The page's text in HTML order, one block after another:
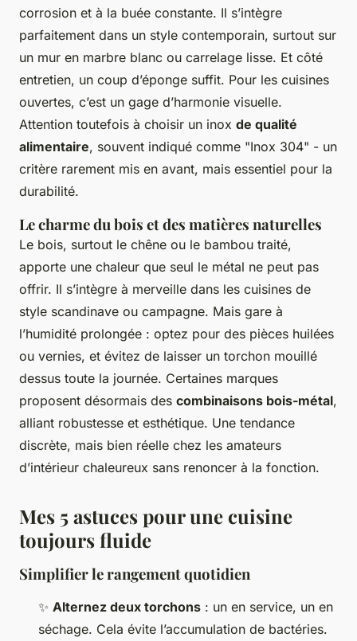
corrosion et à la buée constante. Il s’intègre
parfaitement dans un style contemporain, surtout sur
un mur en marbre blanc ou carrelage lisse. Et côté
entretien, un coup d’éponge suffit. Pour les cuisines
ouvertes, c’est un gage d’harmonie visuelle.
Attention toutefois à choisir un inox de qualité
alimentaire, souvent indiqué comme "Inox 304" - un
critère rarement mis en avant, mais essentiel pour la
durabilité.
Le charme du bois et des matières naturelles
Le bois, surtout le chêne ou le bambou traité,
apporte une chaleur que seul le métal ne peut pas
offrir. Il s’intègre à merveille dans les cuisines de
style scandinave ou campagne. Mais gare à
l’humidité prolongée : optez pour des pièces huilées
ou vernies, et évitez de laisser un torchon mouillé
dessus toute la journée. Certaines marques
proposent désormais des combinaisons bois-métal,
alliant robustesse et esthétique. Une tendance
discrète, mais bien réelle chez les amateurs
d’intérieur chaleureux sans renoncer à la fonction.
Mes 5 astuces pour une cuisine
toujours fluide
Simplifier le rangement quotidien
✨ Alternez deux torchons : un en service, un en
séchage. Cela évite l’accumulation de bactéries.